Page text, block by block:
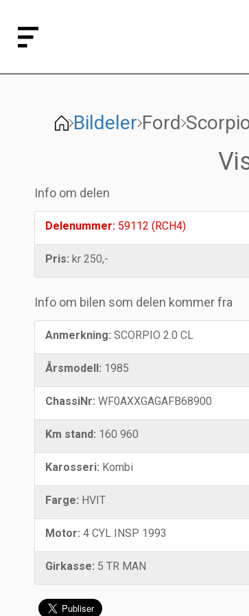
Bildeler Ford
Info om delen
Delenummer: 59112 (RCH4)
Pris: kr 250,-
Info om bilen som delen kommer fra
Anmerkning: SCORPIO 2.0 CL
Årsmodell: 1985
ChassiNr: WF0AXXGAGAFB68900
Km stand: 160 960
Karosseri: Kombi
Farge: HVIT
Motor: 4 CYL INSP 1993
Girkasse: 5 TR MAN